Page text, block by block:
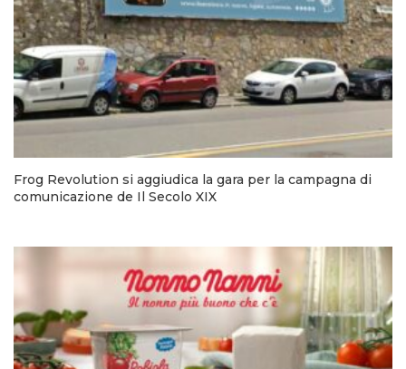
Frog Revolution si aggiudica la gara per la campagna di
comunicazione de Il Secolo XIX